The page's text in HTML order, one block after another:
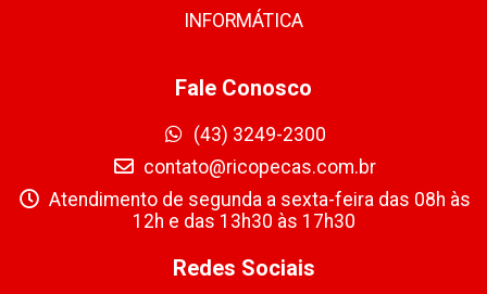
INFORMÁTICA
Fale Conosco
(43) 3249-2300
contato@ricopecas.com.br
Atendimento de segunda a sexta-feira das 08h às
12h e das 13h30 às 17h30
Redes Sociais